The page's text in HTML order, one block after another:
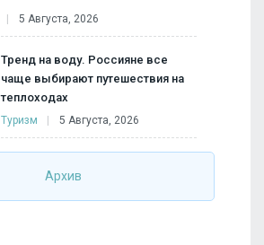
5 Августа, 2026
Тренд на воду. Россияне все
чаще выбирают путешествия на
теплоходах
Туризм 5 Августа, 2026
Архив